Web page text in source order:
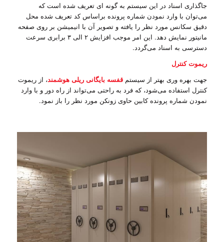
جاگذاری اسناد در این سیستم به گونه ای تعریف شده است که
می‌توان با وارد نمودن شماره پرونده براساس کد تعریف شده محل
دقیق سکانس مورد نظر را یافته و تصویر آن با انیمیشن بر روی صفحه
مانیتور نمایش دهد. این امر موجب افزایش ۲ الی ۳ برابری سرعت
دسترسی به اسناد می‌گردد.
ریموت کنترل
جهت بهره وری بهتر از سیستم قفسه بایگانی ریلی هوشمند، از ریموت
کنترل استفاده می‌شود، که فرد به راحتی می‌تواند از راه دور و با وارد
نمودن شماره پرونده کابین حاوی زونکن مورد نظر را باز نمود.